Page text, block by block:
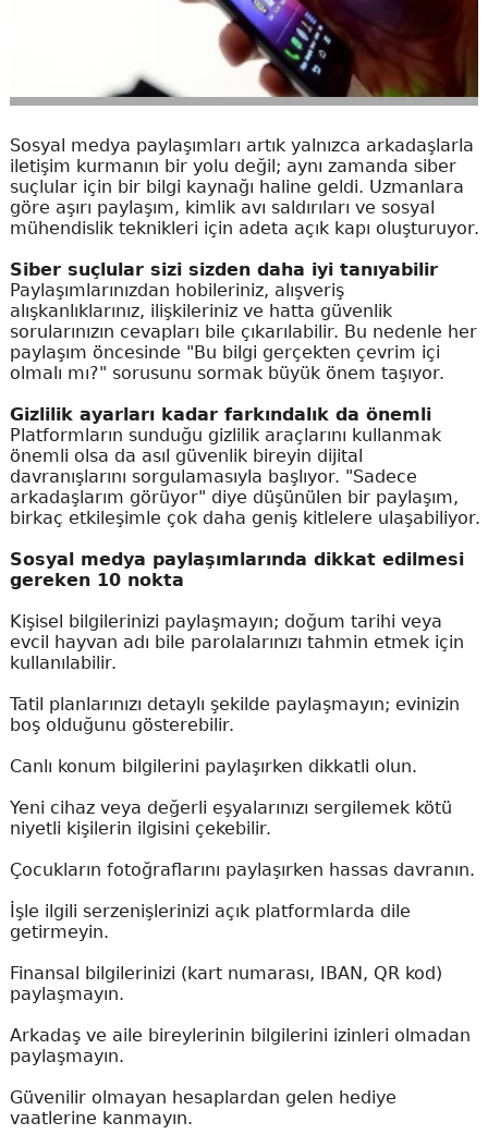
Sosyal medya paylaşımları artık yalnızca arkadaşlarla
iletişim kurmanın bir yolu değil; aynı zamanda siber
suçlular için bir bilgi kaynağı haline geldi. Uzmanlara
göre aşırı paylaşım, kimlik avı saldırıları ve sosyal
mühendislik teknikleri için adeta açık kapı oluşturuyor.
Siber suçlular sizi sizden daha iyi tanıyabilir
Paylaşımlarınızdan hobileriniz, alışveriş
alışkanlıklarınız, ilişkileriniz ve hatta güvenlik
sorularınızın cevapları bile çıkarılabilir. Bu nedenle her
paylaşım öncesinde "Bu bilgi gerçekten çevrim içi
olmalı mı?" sorusunu sormak büyük önem taşıyor.
Gizlilik ayarları kadar farkındalık da önemli
Platformların sunduğu gizlilik araçlarını kullanmak
önemli olsa da asıl güvenlik bireyin dijital
davranışlarını sorgulamasıyla başlıyor. "Sadece
arkadaşlarım görüyor" diye düşünülen bir paylaşım,
birkaç etkileşimle çok daha geniş kitlelere ulaşabiliyor.
Sosyal medya paylaşımlarında dikkat edilmesi
gereken 10 nokta
Kişisel bilgilerinizi paylaşmayın; doğum tarihi veya
evcil hayvan adı bile parolalarınızı tahmin etmek için
kullanılabilir.
Tatil planlarınızı detaylı şekilde paylaşmayın; evinizin
boş olduğunu gösterebilir.
Canlı konum bilgilerini paylaşırken dikkatli olun.
Yeni cihaz veya değerli eşyalarınızı sergilemek kötü
niyetli kişilerin ilgisini çekebilir.
Çocukların fotoğraflarını paylaşırken hassas davranın.
İşle ilgili serzenişlerinizi açık platformlarda dile
getirmeyin.
Finansal bilgilerinizi (kart numarası, IBAN, QR kod)
paylaşmayın.
Arkadaş ve aile bireylerinin bilgilerini izinleri olmadan
paylaşmayın.
Güvenilir olmayan hesaplardan gelen hediye
vaatlerine kanmayın.